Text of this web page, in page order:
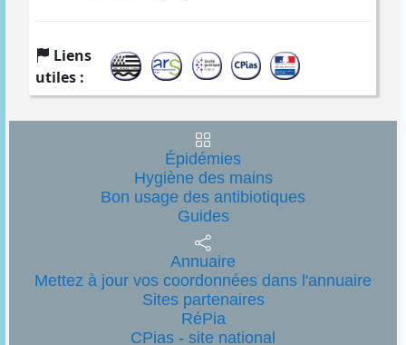
Liens
utiles :
Épidémies
Hygiène des mains
Bon usage des antibiotiques
Guides
Annuaire
Mettez à jour vos coordonnées dans l'annuaire
Sites partenaires
RéPia
CPias - site national